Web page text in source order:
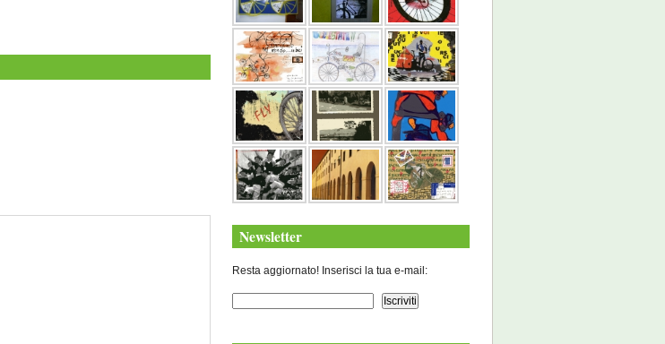
Newsletter
Resta aggiornato! Inserisci la tua e-mail: